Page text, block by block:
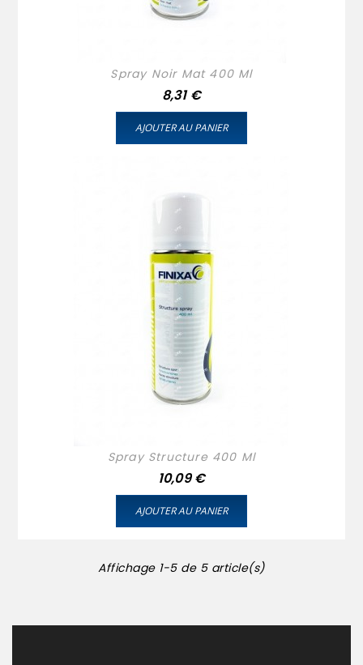
Spray Noir Mat 400 Ml
Prix
8,31 €
AJOUTER AU PANIER
Spray Structure 400 Ml
Prix
10,09 €
AJOUTER AU PANIER
Affichage 1-5 de 5 article(s)